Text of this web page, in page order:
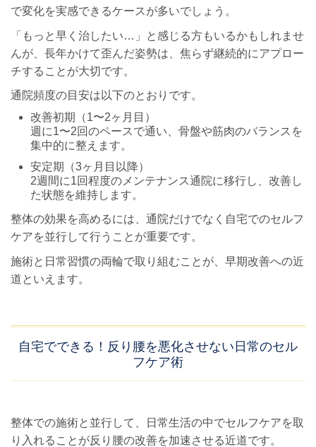
で変化を実感できるケースが多いでしょう。
「もっと早く治したい…」と感じる方もいるかもしれませ
んが、長年かけて歪んだ姿勢は、焦らず継続的にアプロー
チすることが大切です。
通院頻度の目安は以下のとおりです。
改善初期（1〜2ヶ月目）
週に1〜2回のペースで通い、骨盤や筋肉のバランスを
集中的に整えます。
安定期（3ヶ月目以降）
2週間に1回程度のメンテナンス通院に移行し、改善し
た状態を維持します。
整体の効果を高めるには、通院だけでなく自宅でのセルフ
ケアを並行して行うことが重要です。
施術と日常習慣の両輪で取り組むことが、早期改善への近
道といえます。
自宅でできる！反り腰を悪化させない日常のセル
フケア術
整体での施術と並行して、日常生活の中でセルフケアを取
り入れることが反り腰の改善を加速させる近道です。